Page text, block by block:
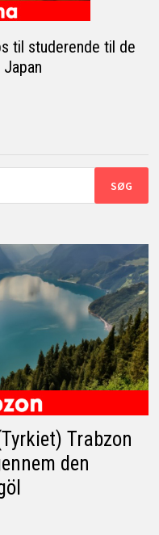
til studerende til de
Trabzon
den